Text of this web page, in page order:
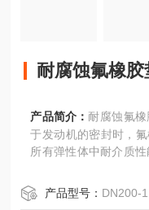
耐腐蚀氟橡胶
产品简介： 耐腐蚀氟
于发动机的密封时，
所有弹性体中耐介质
的有机、无机溶剂、
不耐胺、氨、氢氟酸、
产品型号： DN200-